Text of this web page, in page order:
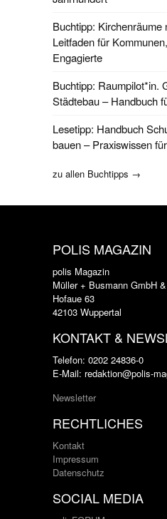
Buchtipp: Kirchenräume
Leitfaden für
Engagierte
Buchtipp: Raumpilot*in.
Städtebau – Handbuch
Lesetipp: Handbuch
bauen – Praxiswissen
zu allen Buchtipps →
POLIS MAGAZIN
polis Magazin
Müller + Busmann GmbH
Hofaue 63
42103 Wuppertal
KONTAKT &
Telefon: 0202 24836-0
E-Mail: redaktion@polis-
Newsletter
RECHTLICHES
Kontakt
Impressum
Datenschutz
SOCIAL MEDIA